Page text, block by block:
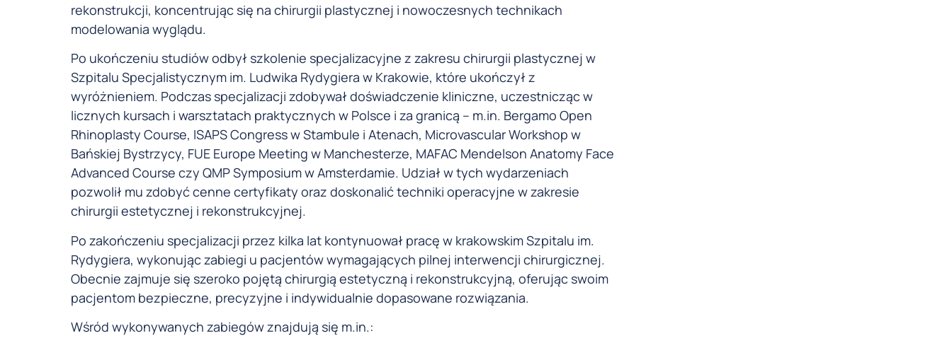
rekonstrukcji, koncentrując się na chirurgii plastycznej i nowoczesnych technikach
modelowania wyglądu.
Po ukończeniu studiów odbył szkolenie specjalizacyjne z zakresu chirurgii plastycznej w
Szpitalu Specjalistycznym im. Ludwika Rydygiera w Krakowie, które ukończył z
wyróżnieniem. Podczas specjalizacji zdobywał doświadczenie kliniczne, uczestnicząc w
licznych kursach i warsztatach praktycznych w Polsce i za granicą – m.in. Bergamo Open
Rhinoplasty Course, ISAPS Congress w Stambule i Atenach, Microvascular Workshop w
Bańskiej Bystrzycy, FUE Europe Meeting w Manchesterze, MAFAC Mendelson Anatomy Face
Advanced Course czy QMP Symposium w Amsterdamie. Udział w tych wydarzeniach
pozwolił mu zdobyć cenne certyfikaty oraz doskonalić techniki operacyjne w zakresie
chirurgii estetycznej i rekonstrukcyjnej.
Po zakończeniu specjalizacji przez kilka lat kontynuował pracę w krakowskim Szpitalu im.
Rydygiera, wykonując zabiegi u pacjentów wymagających pilnej interwencji chirurgicznej.
Obecnie zajmuje się szeroko pojętą chirurgią estetyczną i rekonstrukcyjną, oferując swoim
pacjentom bezpieczne, precyzyjne i indywidualnie dopasowane rozwiązania.
Wśród wykonywanych zabiegów znajdują się m.in.: